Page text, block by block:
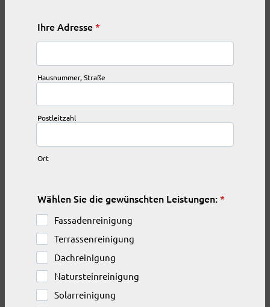
Ihre Adresse*
Hausnummer, Straße
Postleitzahl
Ort
Wählen Sie die gewünschten Leistungen:*
Fassadenreinigung
Terrassenreinigung
Dachreinigung
Natursteinreinigung
Solarreinigung